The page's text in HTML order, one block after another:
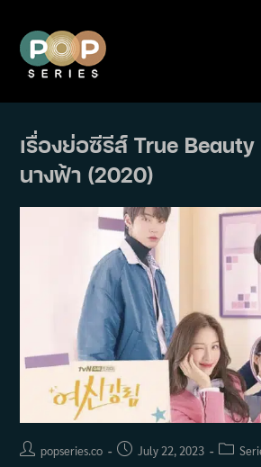
content
เรื่องย่อซีรีส์ True
นางฟ้า (2020)
Postpopseries.co
PostJuly 22, 2023
Post